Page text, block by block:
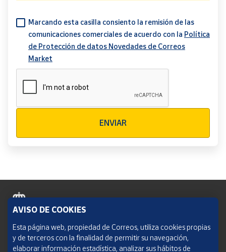
Marcando esta casilla consiento la remisión de las
comunicaciones comerciales de acuerdo con la Política
de Protección de datos Novedades de Correos
Market
ENVIAR
Política de cookies
Aviso legal
AVISO DE COOKIES
Esta página web, propiedad de Correos, utiliza cookies propias
y de terceros con la finalidad de permitir su navegación,
elaborar información estadística, analizar sus hábitos de